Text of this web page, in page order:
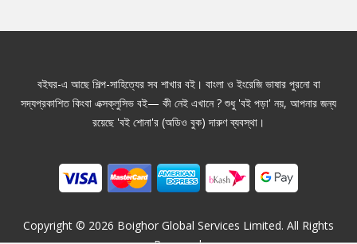
বইঘর-এ আছে শিল্প-সাহিত্যের সব শাখার বই। বাংলা ও ইংরেজি ভাষার পুরনো বা
সদ্যপ্রকাশিত কিংবা এক্সক্লুসিভ বই— কী নেই এখানে ? শুধু 'বই পড়া' নয়, আপনার জন্য
রয়েছে 'বই শোনা'র (অডিও বুক) দারুণ ব্যবস্থা।
Copyright © 2026 Boighor Global Services Limited. All Rights